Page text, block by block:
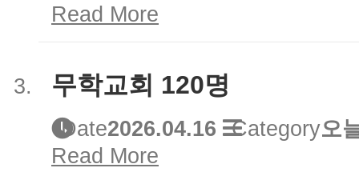
Read More
무학교회 120명
Date2026.04.16 Category오
Read More